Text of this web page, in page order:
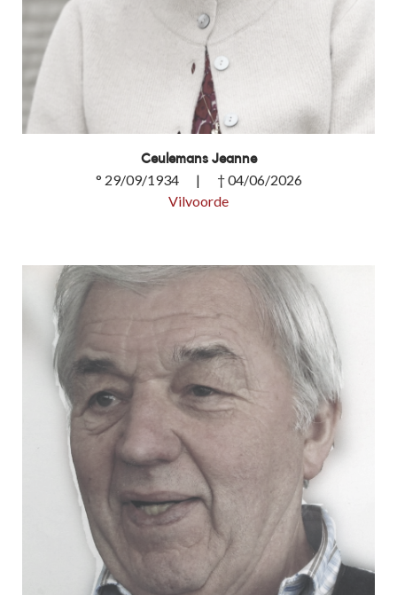
Ceulemans Jeanne
Ceulemans Jeanne
° 29/09/1934 | † 04/06/2026
Vilvoorde